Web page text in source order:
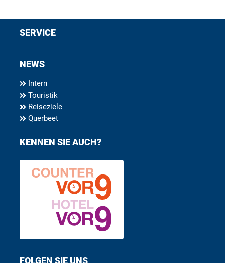
SERVICE
NEWS
Intern
Touristik
Reiseziele
Querbeet
KENNEN SIE AUCH?
FOLGEN SIE UNS